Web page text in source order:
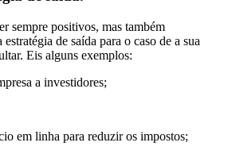
sempre positivos, mas também
de saída para o caso de a sua
Eis alguns exemplos:
a investidores;
em linha para reduzir os impostos;